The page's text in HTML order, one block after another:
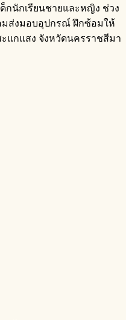
กนักเรียนชายและหญิง ช่วง
มส่งมอบอุปกรณ์ ฝึกซ้อมให้
แกแสง จังหวัดนครราชสีมา